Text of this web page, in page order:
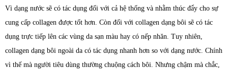
Vì dạng nước sẽ có tác dụng đối với cả hệ thống và nhằm thúc đẩy cho sự
cung cấp collagen được tốt hơn. Còn đối với collagen dạng bôi sẽ có tác
dụng trực tiếp lên các vùng da sạn màu hay có nếp nhăn. Tuy nhiên,
collagen dạng bôi ngoài da có tác dụng nhanh hơn so với dạng nước. Chính
vì thế mà người tiêu dùng thường chuộng cách bôi. Nhưng chậm mà chắc,